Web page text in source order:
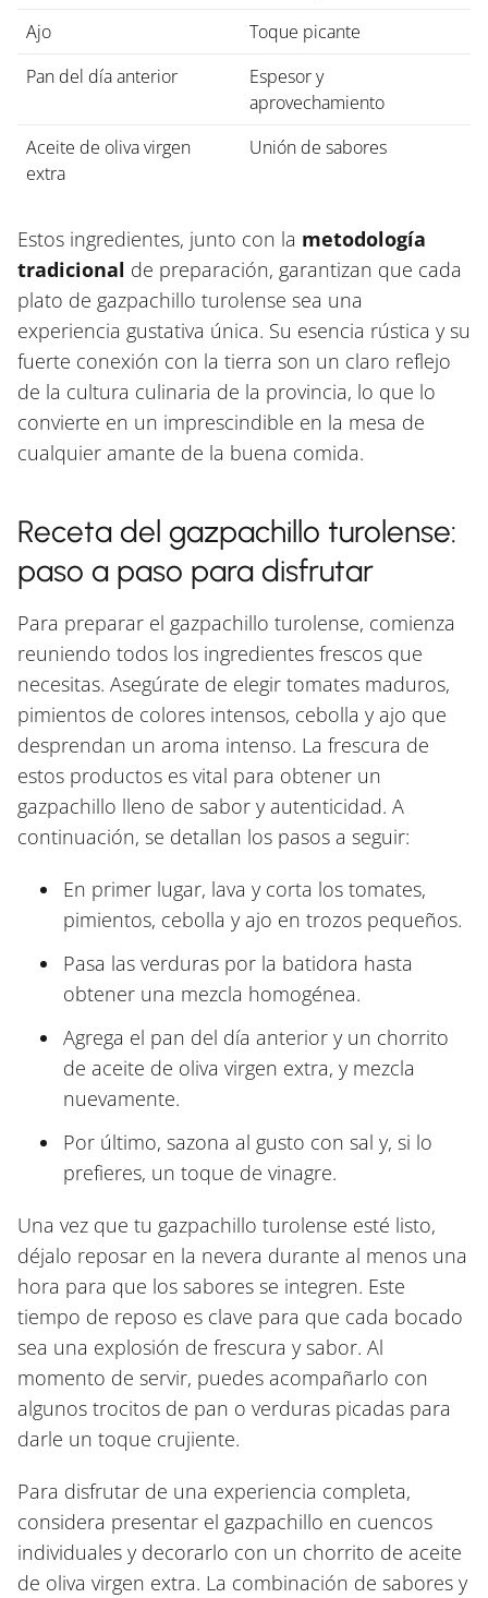
Ajo
Toque picante
Pan del día anterior
Espesor y
aprovechamiento
Aceite de oliva virgen
extra
Unión de sabores
Estos ingredientes, junto con la metodología
tradicional de preparación, garantizan que cada
plato de gazpachillo turolense sea una
experiencia gustativa única. Su esencia rústica y su
fuerte conexión con la tierra son un claro reflejo
de la cultura culinaria de la provincia, lo que lo
convierte en un imprescindible en la mesa de
cualquier amante de la buena comida.
Receta del gazpachillo turolense:
paso a paso para disfrutar
Para preparar el gazpachillo turolense, comienza
reuniendo todos los ingredientes frescos que
necesitas. Asegúrate de elegir tomates maduros,
pimientos de colores intensos, cebolla y ajo que
desprendan un aroma intenso. La frescura de
estos productos es vital para obtener un
gazpachillo lleno de sabor y autenticidad. A
continuación, se detallan los pasos a seguir:
En primer lugar, lava y corta los tomates,
pimientos, cebolla y ajo en trozos pequeños.
Pasa las verduras por la batidora hasta
obtener una mezcla homogénea.
Agrega el pan del día anterior y un chorrito
de aceite de oliva virgen extra, y mezcla
nuevamente.
Por último, sazona al gusto con sal y, si lo
prefieres, un toque de vinagre.
Una vez que tu gazpachillo turolense esté listo,
déjalo reposar en la nevera durante al menos una
hora para que los sabores se integren. Este
tiempo de reposo es clave para que cada bocado
sea una explosión de frescura y sabor. Al
momento de servir, puedes acompañarlo con
algunos trocitos de pan o verduras picadas para
darle un toque crujiente.
Para disfrutar de una experiencia completa,
considera presentar el gazpachillo en cuencos
individuales y decorarlo con un chorrito de aceite
de oliva virgen extra. La combinación de sabores y